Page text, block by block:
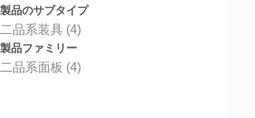
製品のサブタイプ
二品系装具 (4)
製品ファミリー
二品系面板 (4)